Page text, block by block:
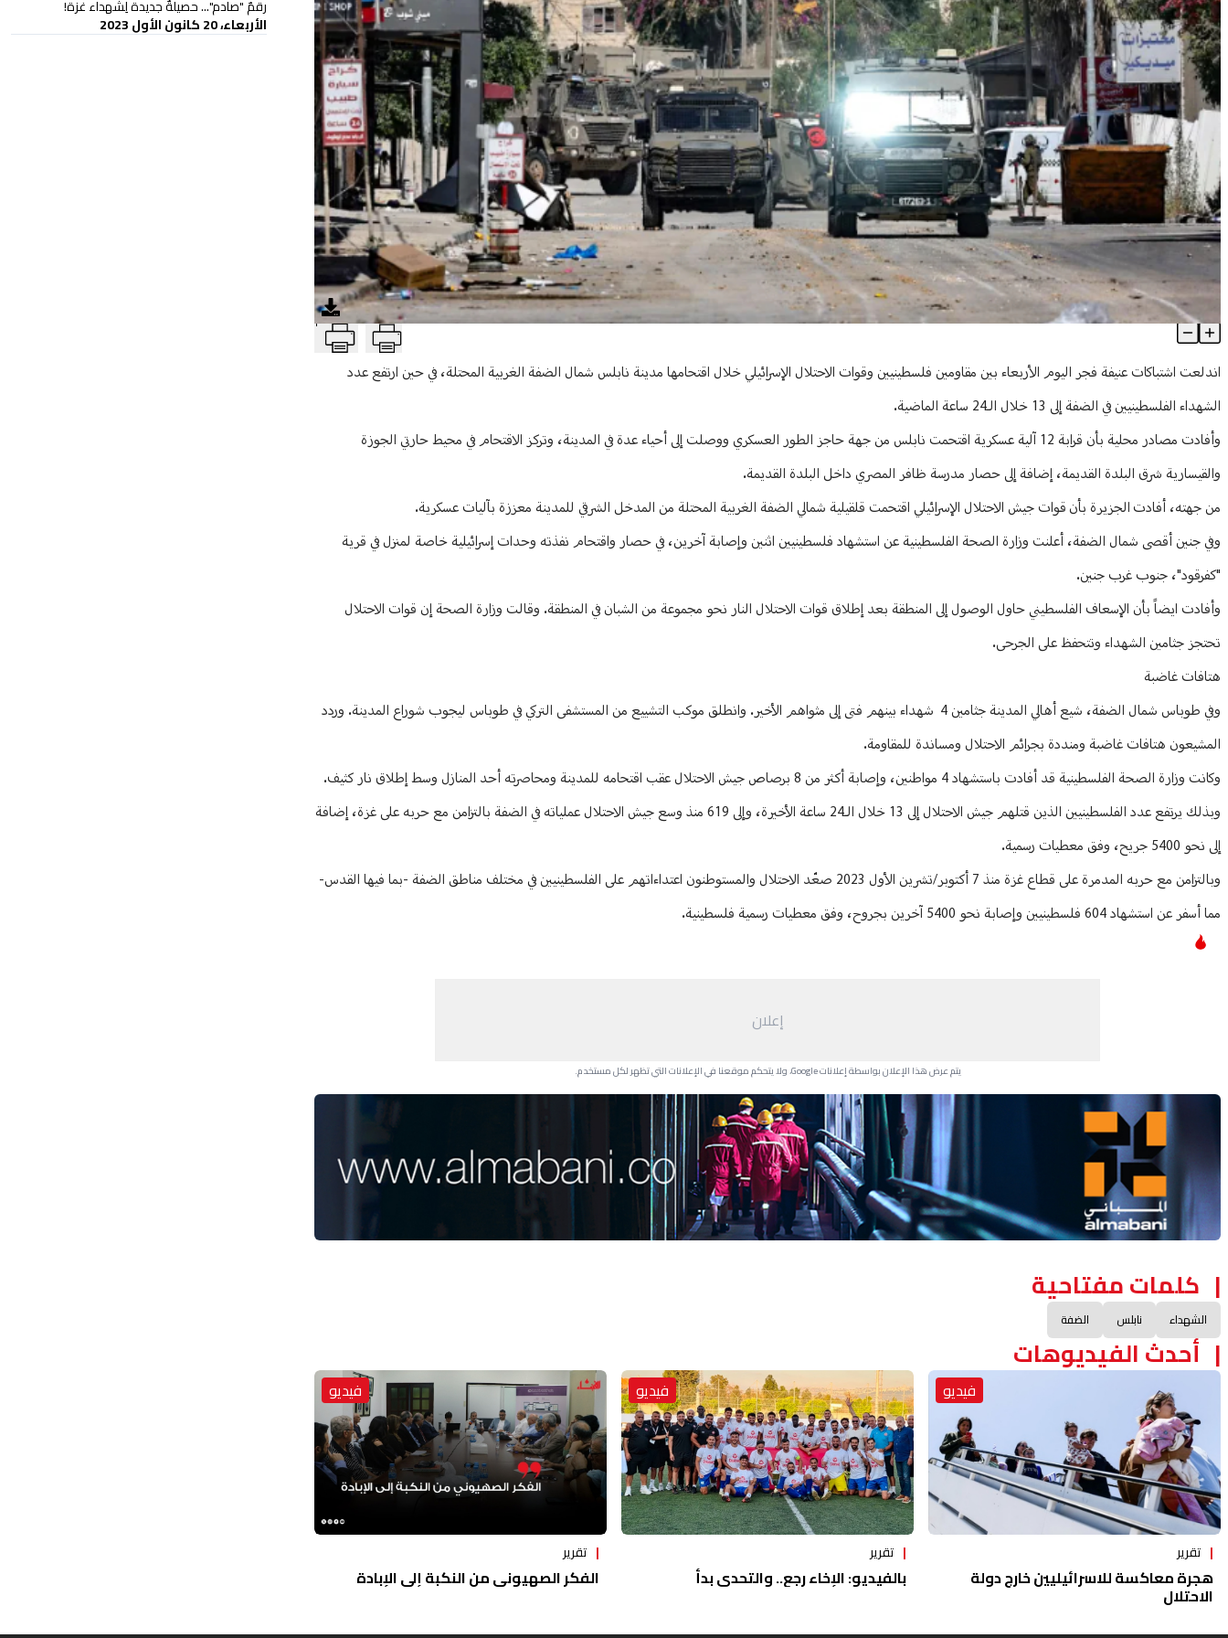
ارتفاع حصيلة الشهداء بالضفة.. واشتباكات عنيفة في نابلس T
Article Content
اندلعت اشتباكات عنيفة فجر اليوم الأربعاء بين مقاومين فلسطينيين وقوات الاحتلال الإسرائيلي خلال اقتحامها مدينة نابلس شمال الضفة الغربية المحتلة، في حين ارتفع عدد
الشهداء الفلسطينيين في الضفة إلى 13 خلال الـ24 ساعة الماضية.
وأفادت مصادر محلية بأن قرابة 12 آلية عسكرية اقتحمت نابلس من جهة حاجز الطور العسكري ووصلت إلى أحياء عدة في المدينة، وتركز الاقتحام في محيط حارتي الجوزة
والقيسارية شرق البلدة القديمة، إضافة إلى حصار مدرسة ظافر المصري داخل البلدة القديمة.
من جهته، أفادت الجزيرة بأن قوات جيش الاحتلال الإسرائيلي اقتحمت قلقيلية شمالي الضفة الغربية المحتلة من المدخل الشرقي للمدينة معززة بآليات عسكرية.
وفي جنين أقصى شمال الضفة، أعلنت وزارة الصحة الفلسطينية عن استشهاد فلسطينيين اثنين وإصابة آخرين، في حصار واقتحام نفذته وحدات إسرائيلية خاصة لمنزل في قرية
"كفرقود"، جنوب غرب جنين.
وأفادت ايضاً بأن الإسعاف الفلسطيني حاول الوصول إلى المنطقة بعد إطلاق قوات الاحتلال النار نحو مجموعة من الشبان في المنطقة. وقالت وزارة الصحة إن قوات الاحتلال
تحتجز جثامين الشهداء وتتحفظ على الجرحى.
هتافات غاضبة
وفي طوباس شمال الضفة، شيع أهالي المدينة جثامين 4 شهداء بينهم فتى إلى مثواهم الأخير. وانطلق موكب التشييع من المستشفى التركي في طوباس ليجوب شوراع المدينة. وردد
المشيعون هتافات غاضبة ومنددة بجرائم الاحتلال ومساندة للمقاومة.
وكانت وزارة الصحة الفلسطينية قد أفادت باستشهاد 4 مواطنين، وإصابة أكثر من 8 برصاص جيش الاحتلال عقب اقتحامه للمدينة ومحاصرته أحد المنازل وسط إطلاق نار كثيف.
وبذلك يرتفع عدد الفلسطينيين الذين قتلهم جيش الاحتلال إلى 13 خلال الـ24 ساعة الأخيرة، وإلى 619 منذ وسع جيش الاحتلال عملياته في الضفة بالتزامن مع حربه على غزة، إضافة
إلى نحو 5400 جريح، وفق معطيات رسمية.
وبالتزامن مع حربه المدمرة على قطاع غزة منذ 7 أكتوبر/تشرين الأول 2023 صعّد الاحتلال والمستوطنون اعتداءاتهم على الفلسطينيين في مختلف مناطق الضفة -بما فيها القدس-
مما أسفر عن استشهاد 604 فلسطينيين وإصابة نحو 5400 آخرين بجروح، وفق معطيات رسمية فلسطينية.
إعلان
يتم عرض هذا الإعلان بواسطة إعلانات Google، ولا يتحكم موقعنا في الإعلانات التي تظهر لكل مستخدم.
Advertisement Section
كلمات مفتاحية
الشهداء نابلس الضفة
أحدث الفيديوهات
فيديو
تقرير
هجرة معاكسة للاسرائيليين خارج دولة
الاحتلال
فيديو
تقرير
بالفيديو: الإخاء رجع.. والتحدي بدأ
فيديو
تقرير
الفكر الصهيوني من النكبة إلى الإبادة
رقمٌ "صادم"... حصيلةٌ جديدة لِشهداء غزة!
الأربعاء، 20 كانون الأول 2023